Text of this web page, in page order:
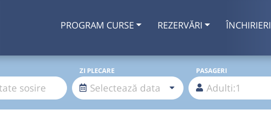
PROGRAM CURSE REZERVĂRI ÎNCHIRIERI
ZI PLECARE PASAGERI